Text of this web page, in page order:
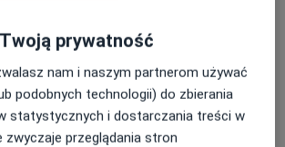
Lr) Michał Niedziółka
45 opinii
prywatność
nam i naszym partnerom używać
podobnych technologii) do zbierania
statystycznych i dostarczania treści w
zwyczaje przeglądania stron